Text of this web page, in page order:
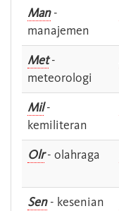
Man-
manajemen
Met-
meteorologi
Mil-
kemiliteran
Olr- olahraga
Sen- kesenian